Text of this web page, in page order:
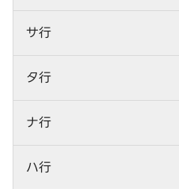
サ行
タ行
ナ行
ハ行